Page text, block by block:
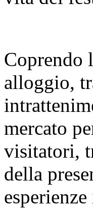
Coprendo
alloggio,
mercato
visitatori,
della